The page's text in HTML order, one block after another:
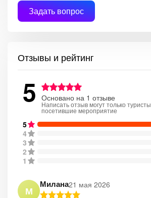
Задать вопрос
Отзывы и рейтинг
5 Основано на 1 отзыве
Написать отзыв могут только туристы
посетившие мероприятие
5
4
3
2
1
М
Милана21 мая 2026